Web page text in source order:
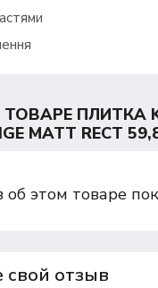
ПЛИТКА
MATT RECT
этом товаре
свой отзыв